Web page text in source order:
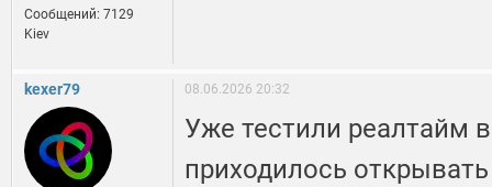
Сообщений: 7129
Kiev
kexer79 08.06.2026 20:32
Уже тестили реалтайм
приходилось